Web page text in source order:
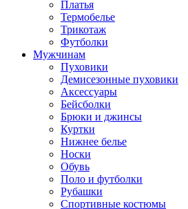
Платья
Термобелье
Трикотаж
Футболки
Мужчинам
Пуховики
Демисезонные пуховики
Аксессуары
Бейсболки
Брюки и джинсы
Куртки
Нижнее белье
Носки
Обувь
Поло и футболки
Рубашки
Спортивные костюмы